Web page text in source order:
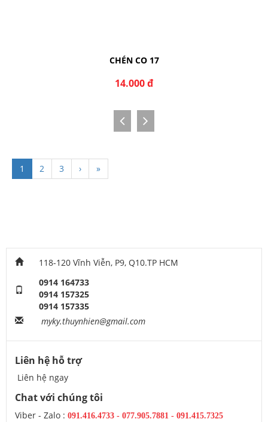
CHÉN CO 17
14.000 đ
1 2 3 › »
118-120 Vĩnh Viễn, P9, Q10.TP HCM
0914 164733
0914 157325
0914 157335
myky.thuynhien@gmail.com
Liên hệ hỗ trợ
Liên hệ ngay
Chat với chúng tôi
Viber - Zalo : 091.416.4733 - 077.905.7881 - 091.415.7325